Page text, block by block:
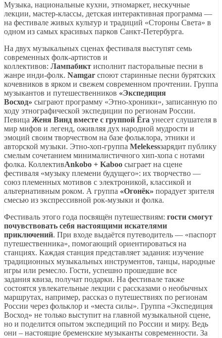
Музыка, национальные кухни, этномаркет, нескучные
лекции, мастер-классы, детская интерактивная программа —
на фестивале живых культур и традиций «Стороны Света» в
одном из самых красивых парков Санкт-Петербурга.
На двух музыкальных сценах фестиваля выступят семь
современных фолк-артистов и
коллективов: Лампабикт исполнит пасторальные песни в
жанре инди-фолк. Namgar споют старинные песни бурятских
кочевников в ярком и свежем современном прочтении. Группа
музыкантов и путешественников «Экспедиция
Восход» сыграют программу «Этно-хроники», записанную по
ходу этнографической экспедиции по регионам России.
Певица Женя Винд вместе с группой Ёга унесет слушателя в
мир мифов и легенд, оживляя дух народной мудрости и
эмоций своим творчеством на базе фольклора, этники и
авторской музыки. Этно-хоп-группа Melekessзарядит публику
смелым сочетанием минималистичного хип-хопа с нотами
фолка. КоллективAnkobo + Kaboo сыграет на сцене
фестиваля «музыку племени будущего»: их творчество —
союз племенных мотивов с электроникой, классикой и
альтернативным роком. А группа «Огонёк» порадует зрителя
смесью из экспрессивной рок-музыки и фолка.
Фестиваль этого года посвящён путешествиям: гости смогут
почувствовать себя настоящими искателями
приключений. При входе выдаётся путеводитель — «паспорт
путешественника», помогающий ориентироваться на
станциях. Каждая станция представляет задания: изучение
традиционных музыкальных инструментов, танцы, народные
игры или ремесло. Гости, успешно прошедшие все
задания квиза, получат подарки. На фестивале также
состоятся увлекательные лекции с рассказами о необычных
маршрутах, например, рассказ о путешествиях по регионам
России через фольклор и «места силы». Группа «Экспедиция
Восход» не только выступит на главной музыкальной сцене,
но и поделится опытом экспедиций по России и миру. Ведь
они – настоящие бременские музыканты современности. За